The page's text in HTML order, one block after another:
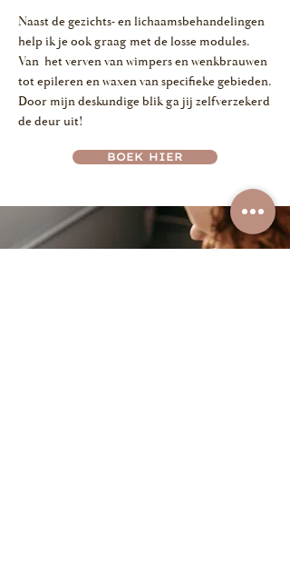
Naast de gezichts- en lichaamsbehandelingen
help ik je ook graag met de losse modules.
Van het verven van wimpers en wenkbrauwen
tot epileren en waxen van specifieke gebieden.
Door mijn deskundige blik ga jij zelfverzekerd
de deur uit!
BOEK HIER